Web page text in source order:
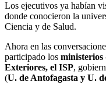
Los ejecutivos ya habían
donde conocieron la
Ciencia y de Salud.
Ahora en las
participado los ministerios
Exteriores, el ISP,
(U. de Antofagasta y U.